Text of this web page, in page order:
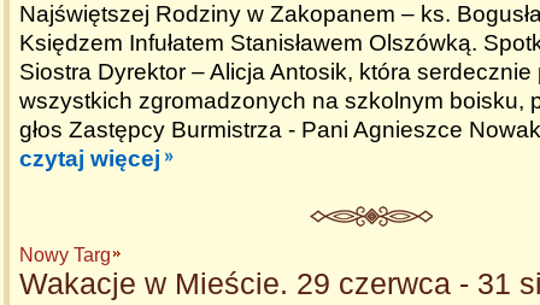
Najświętszej Rodziny w Zakopanem – ks.
Księdzem Infułatem Stanisławem Olszówką.
Siostra Dyrektor – Alicja Antosik, która serdecznie
wszystkich zgromadzonych na szkolnym boisku,
głos Zastępcy Burmistrza - Pani Agnieszce
czytaj więcej
Nowy Targ
Wakacje w Mieście. 29 czerwca - 31